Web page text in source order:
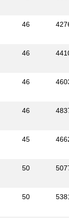
46
46
46
46
45
50
50